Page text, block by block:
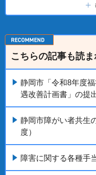
こちらの記事も読ま
静岡市「令和8年度
遇改善計画書」の提
静岡市障がい者共生
度）
障害に関する各種手